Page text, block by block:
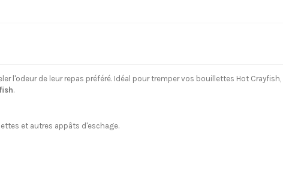
l'odeur de leur repas préféré. Idéal pour tremper vos bouillettes Hot Crayfish,
.
et autres appâts d'eschage.